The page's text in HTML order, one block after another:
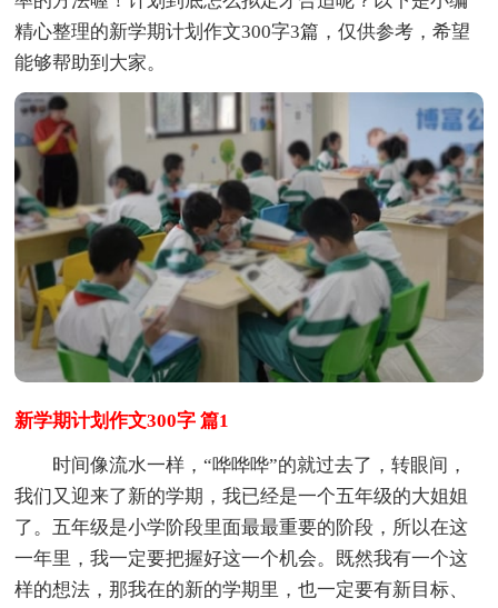
精心整理的新学期计划作文300字3篇，仅供参考，希望
能够帮助到大家。
新学期计划作文300字 篇1
时间像流水一样，“哗哗哗”的就过去了，转眼间，
我们又迎来了新的学期，我已经是一个五年级的大姐姐
了。五年级是小学阶段里面最最重要的阶段，所以在这
一年里，我一定要把握好这一个机会。既然我有一个这
样的想法，那我在的新的学期里，也一定要有新目标、